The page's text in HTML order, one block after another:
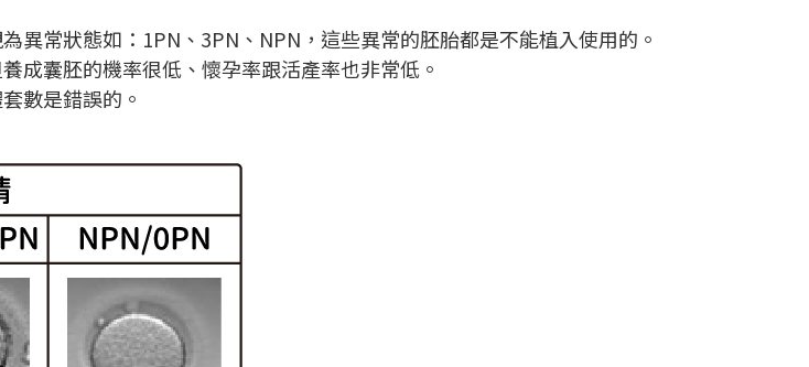
常狀態如：1PN、3PN、NPN，這些異常的胚胎都是不能植入使用的。
成囊胚的機率很低、懷孕率跟活產率也非常低。
數是錯誤的。